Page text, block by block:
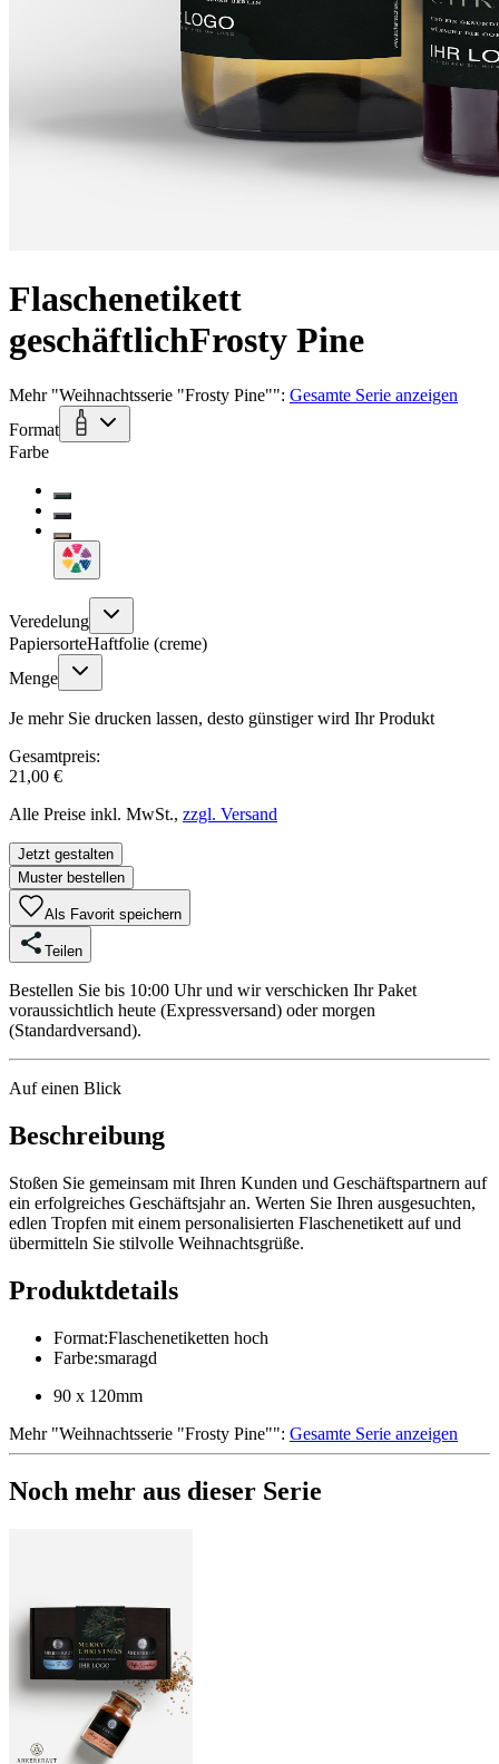
Flaschenetikett
geschäftlichFrosty Pine
Mehr"Weihnachtsserie "Frosty Pine"": Gesamte Serie anzeigen
Format
Farbe
Veredelung
PapiersorteHaftfolie (creme)
Menge
Je mehr Sie drucken lassen, desto günstiger wird Ihr Produkt
Gesamtpreis:
21,00 €
Alle Preise inkl. MwSt., zzgl. Versand
Jetzt gestalten
Muster bestellen
Als Favorit speichern
Teilen
Bestellen Sie bis 10:00 Uhr und wir verschicken Ihr Paket
voraussichtlich heute (Expressversand) oder morgen
(Standardversand).
Auf einen Blick
Beschreibung
Stoßen Sie gemeinsam mit Ihren Kunden und Geschäftspartnern auf
ein erfolgreiches Geschäftsjahr an. Werten Sie Ihren ausgesuchten,
edlen Tropfen mit einem personalisierten Flaschenetikett auf und
übermitteln Sie stilvolle Weihnachtsgrüße.
Produktdetails
Format:Flaschenetiketten hoch
Farbe:smaragd
90 x 120mm
Mehr"Weihnachtsserie "Frosty Pine"": Gesamte Serie anzeigen
Noch mehr aus dieser Serie